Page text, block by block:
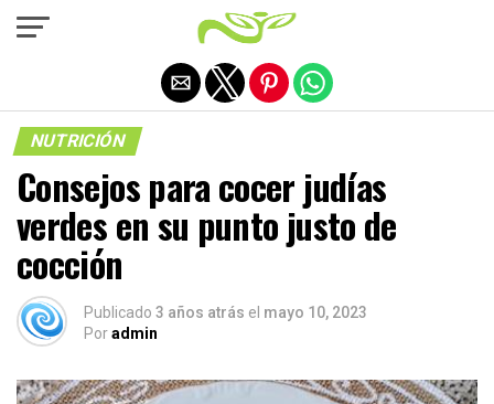
NUTRICIÓN
Consejos para cocer judías
verdes en su punto justo de
cocción
Publicado 3 años atrás el mayo 10, 2023
Poradmin
Salir de la versión móvil